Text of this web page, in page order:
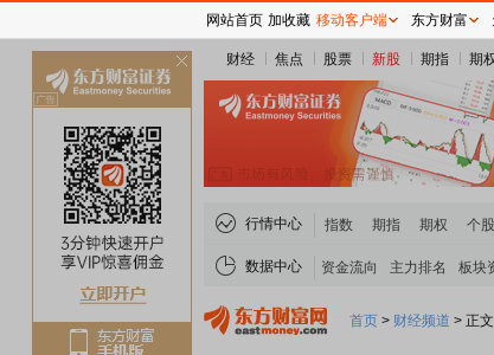
财经 焦点 股票 新股 期指 期
行情中心 指数 期指 期权 个股
数据中心 资金流向 主力排名 板块
首页 > 财经频道 > 正文
网站首页 加收藏 移动客户端 东方财富
关